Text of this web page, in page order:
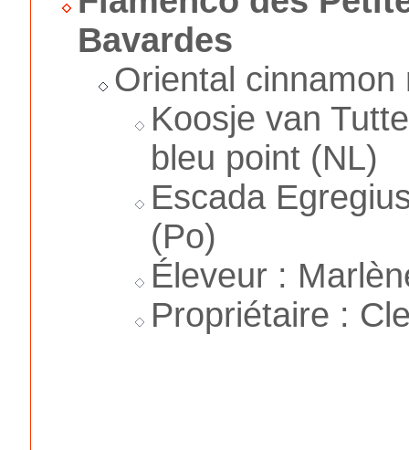
Bavardes
Oriental cinnamon
Koosje van
bleu point (NL)
Escada
(Po)
Éleveur :
Propriétaire :